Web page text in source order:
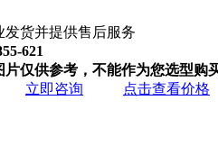
发货并提供售后服务
621
片仅供参考，不能作为您选型购
立即咨询
点击查看价格